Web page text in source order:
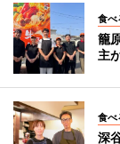
食べ
籠
主
食べ
深